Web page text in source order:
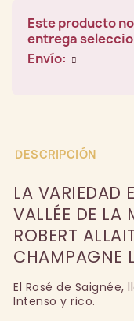
Este producto
entrega
Envío:
DESCRIPCIÓN
LA VARIEDAD
VALLÉE DE LA
ROBERT
CHAMPAGNE
El Rosé de
Intenso y rico.